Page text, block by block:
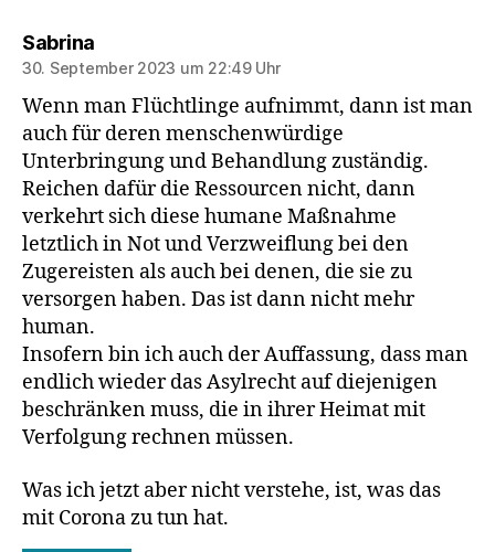
Sabrinasagt:
30. September 2023 um 22:49 Uhr
Wenn man Flüchtlinge aufnimmt, dann ist man
auch für deren menschenwürdige
Unterbringung und Behandlung zuständig.
Reichen dafür die Ressourcen nicht, dann
verkehrt sich diese humane Maßnahme
letztlich in Not und Verzweiflung bei den
Zugereisten als auch bei denen, die sie zu
versorgen haben. Das ist dann nicht mehr
human.
Insofern bin ich auch der Auffassung, dass man
endlich wieder das Asylrecht auf diejenigen
beschränken muss, die in ihrer Heimat mit
Verfolgung rechnen müssen.
Was ich jetzt aber nicht verstehe, ist, was das
mit Corona zu tun hat.